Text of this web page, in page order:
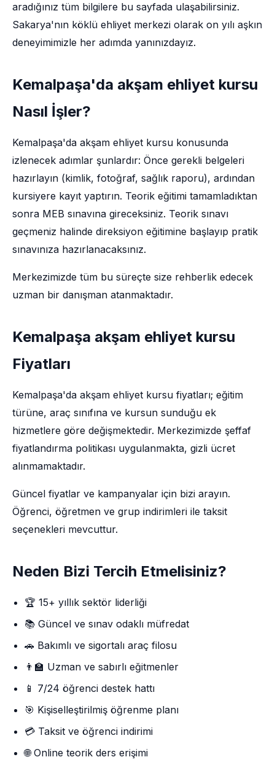
aradığınız tüm bilgilere bu sayfada ulaşabilirsiniz.
Sakarya'nın köklü ehliyet merkezi olarak on yılı aşkın
deneyimimizle her adımda yanınızdayız.
Kemalpaşa'da akşam ehliyet kursu
Nasıl İşler?
Kemalpaşa'da akşam ehliyet kursu konusunda
izlenecek adımlar şunlardır: Önce gerekli belgeleri
hazırlayın (kimlik, fotoğraf, sağlık raporu), ardından
kursiyere kayıt yaptırın. Teorik eğitimi tamamladıktan
sonra MEB sınavına gireceksiniz. Teorik sınavı
geçmeniz halinde direksiyon eğitimine başlayıp pratik
sınavınıza hazırlanacaksınız.
Merkezimizde tüm bu süreçte size rehberlik edecek
uzman bir danışman atanmaktadır.
Kemalpaşa akşam ehliyet kursu
Fiyatları
Kemalpaşa'da akşam ehliyet kursu fiyatları; eğitim
türüne, araç sınıfına ve kursun sunduğu ek
hizmetlere göre değişmektedir. Merkezimizde şeffaf
fiyatlandırma politikası uygulanmakta, gizli ücret
alınmamaktadır.
Güncel fiyatlar ve kampanyalar için bizi arayın.
Öğrenci, öğretmen ve grup indirimleri ile taksit
seçenekleri mevcuttur.
Neden Bizi Tercih Etmelisiniz?
🏆 15+ yıllık sektör liderliği
📚 Güncel ve sınav odaklı müfredat
🚗 Bakımlı ve sigortalı araç filosu
👨‍🏫 Uzman ve sabırlı eğitmenler
📱 7/24 öğrenci destek hattı
🎯 Kişiselleştirilmiş öğrenme planı
💳 Taksit ve öğrenci indirimi
🌐 Online teorik ders erişimi